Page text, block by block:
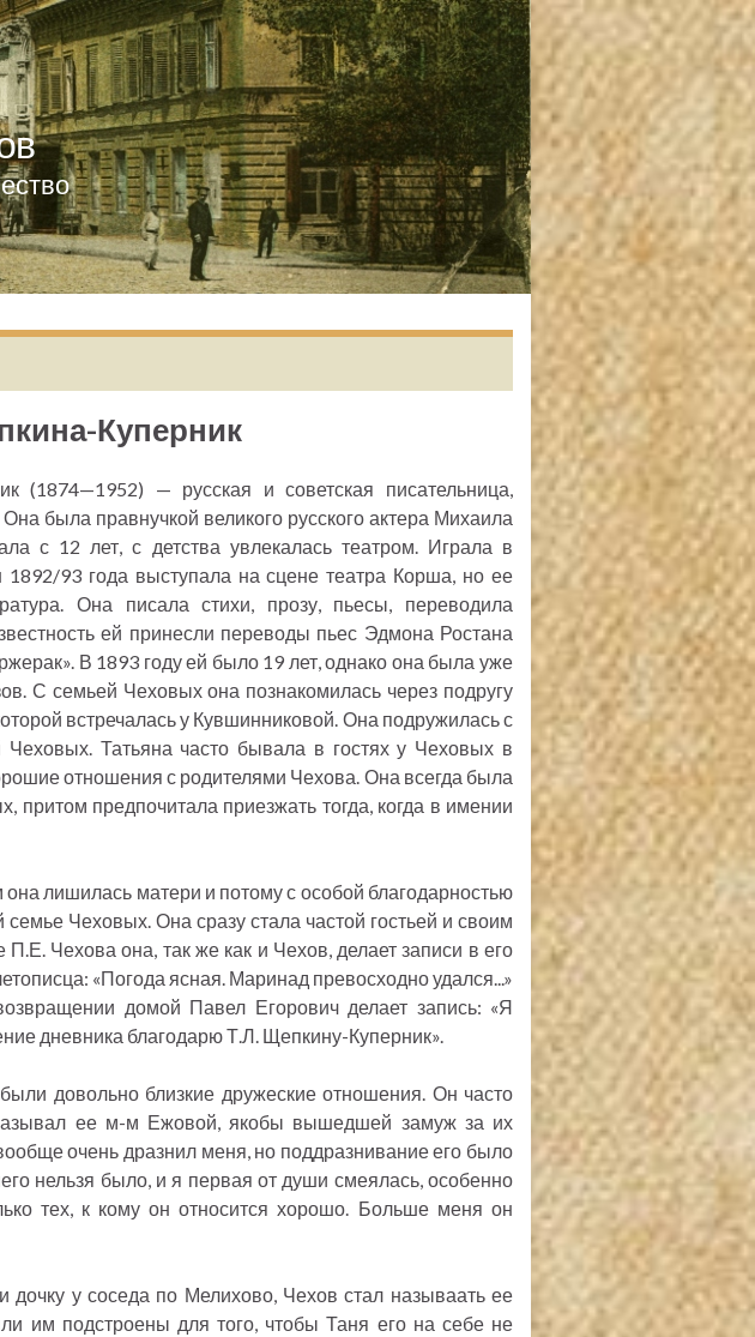
Куперник
(1874—1952) — русская и советская писательница,
была правнучкой великого русского актера Михаила
с 12 лет, с детства увлекалась театром. Играла в
1892/93 года выступала на сцене театра Корша, но ее
Она писала стихи, прозу, пьесы, переводила
ей принесли переводы пьес Эдмона Ростана
В 1893 году ей было 19 лет, однако она была уже
С семьей Чеховых она познакомилась через подругу
встречалась у Кувшинниковой. Она подружилась с
Татьяна часто бывала в гостях у Чеховых в
отношения с родителями Чехова. Она всегда была
притом предпочитала приезжать тогда, когда в имении
лишилась матери и потому с особой благодарностью
семье Чеховых. Она сразу стала частой гостьей и своим
Чехова она, так же как и Чехов, делает записи в его
«Погода ясная. Маринад превосходно удался...»
домой Павел Егорович делает запись: «Я
дневника благодарю Т.Л. Щепкину-Куперник».
довольно близкие дружеские отношения. Он часто
ее м-м Ежовой, якобы вышедшей замуж за их
очень дразнил меня, но поддразнивание его было
нельзя было, и я первая от души смеялась, особенно
тех, к кому он относится хорошо. Больше меня он
дочку у соседа по Мелихово, Чехов стал называать ее
им подстроены для того, чтобы Таня его на себе не